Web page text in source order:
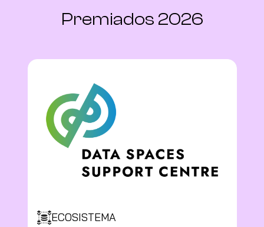
Premiados 2026
ECOSISTEMA